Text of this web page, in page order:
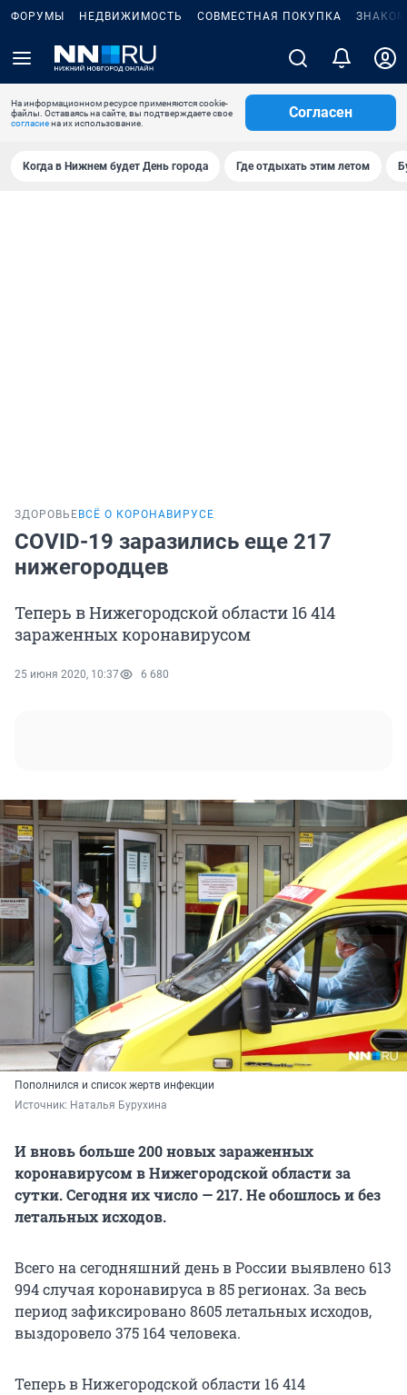
ФОРУМЫ НЕДВИЖИМОСТЬ СОВМЕСТНАЯ ПОКУПКА
На информационном ресурсе применяются cookie-
файлы. Оставаясь на сайте, вы подтверждаете свое
согласиена их использование.
Согласен
Когда в Нижнем будет День города Где отдыхать этим летом
ЗДОРОВЬЕ ВСЁ О КОРОНАВИРУСЕ
COVID-19 заразились еще 217
нижегородцев
Теперь в Нижегородской области 16 414
зараженных коронавирусом
25 июня 2020, 10:37 6 680
Пополнился и список жертв инфекции
Источник: Наталья Бурухина
И вновь больше 200 новых зараженных
коронавирусом в Нижегородской области за
сутки. Сегодня их число — 217. Не обошлось и без
летальных исходов.
Всего на сегодняшний день в России выявлено 613
994 случая коронавируса в 85 регионах. За весь
период зафиксировано 8605 летальных исходов,
выздоровело 375 164 человека.
Теперь в Нижегородской области 16 414